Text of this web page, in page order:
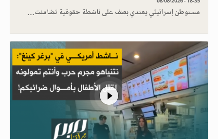
مستوطن إسرائيلي يعتدي بعنف على ناشطة حقوقية تضامنت…